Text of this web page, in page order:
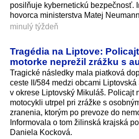
posilňuje kybernetickú bezpečnosť.
hovorca ministerstva Matej
minulý týždeň
Tragédia na Liptove:
motorke neprežil zrážku s
Tragické následky mala piatková
ceste II/584 medzi obcami
v okrese Liptovský Mikuláš. Policajt
motocykli utrpel pri zrážke s
zranenia, ktorým po prevoze do
Informovala o tom žilinská krajská
Daniela Kocková.